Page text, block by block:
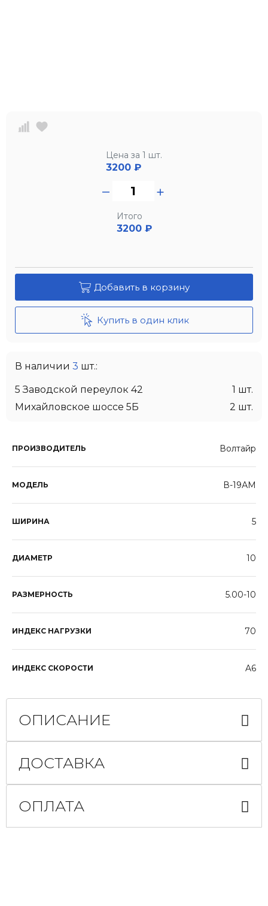
ПРОИЗВОДИТЕЛЬ Волтайр
МОДЕЛЬ В-19АМ
ШИРИНА 5
ДИАМЕТР 10
РАЗМЕРНОСТЬ 5.00-10
ИНДЕКС НАГРУЗКИ 70
ИНДЕКС СКОРОСТИ A6
Цена за 1 шт.
3200 ₽
Итого
3200 ₽
Добавить в корзину
Купить в один клик
В наличии 3 шт.:
5 Заводской переулок 42
1 шт.
Михайловское шоссе 5Б
2 шт.
ОПИСАНИЕ
ДОСТАВКА
ОПЛАТА